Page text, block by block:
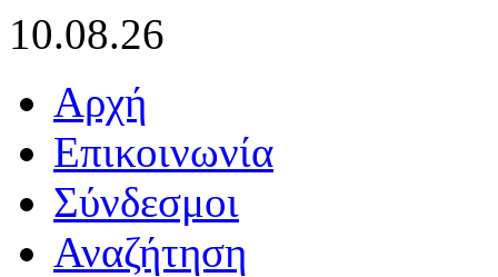
10.08.26
Αρχή
Επικοινωνία
Σύνδεσμοι
Αναζήτηση